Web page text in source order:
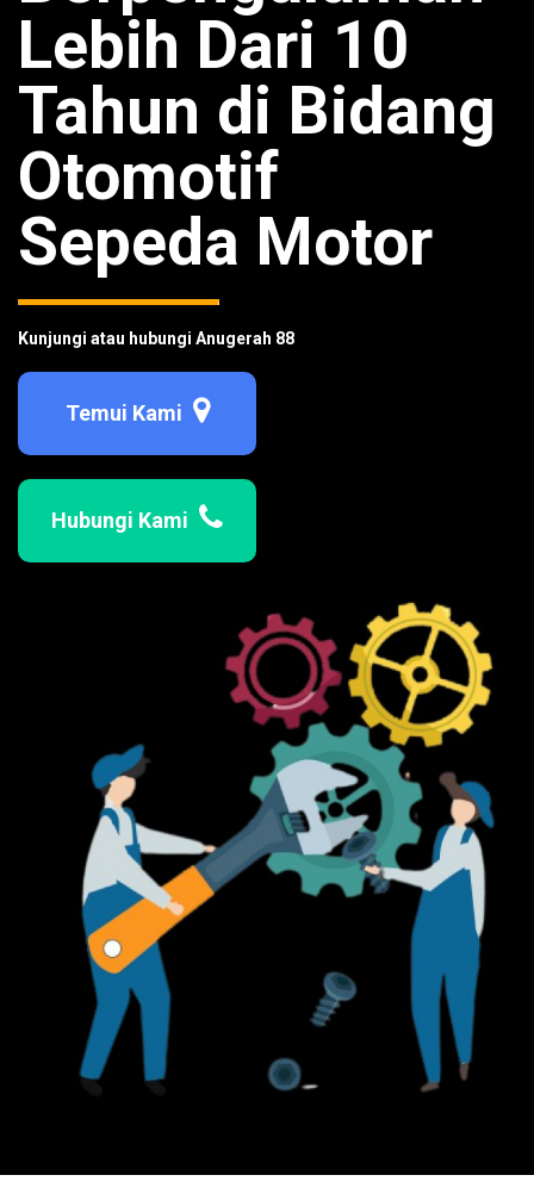
Lebih Dari 10
Tahun di Bidang
Otomotif
Sepeda Motor
Kunjungi atau hubungi Anugerah 88
Temui Kami
Hubungi Kami